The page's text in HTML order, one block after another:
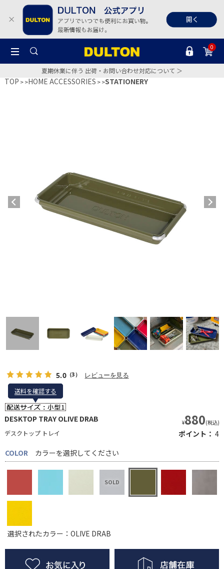
0
夏期休業に伴う 出荷・お問い合わせ対応について ＞
TOP >HOME ACCESSORIES >STATIONERY
5.0（3） レビューを見る
送料を確認する
送料を確認する
DESKTOP TRAY OLIVE DRAB
デスクトップ トレイ
¥880(税込)
ポイント： 4
COLOR
カラーを選択してください
選択されたカラー：OLIVE DRAB